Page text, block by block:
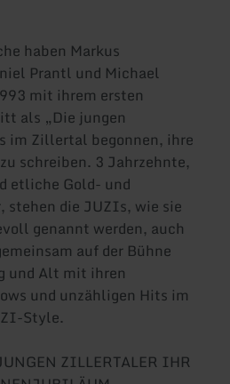
haben Markus
Prantl und Michael
mit ihrem ersten
als „Die jungen
im Zillertal begonnen, ihre
schreiben. 3 Jahrzehnte,
etliche Gold- und
stehen die JUZIs, wie sie
genannt werden, auch
auf der Bühne
und Alt mit ihren
und unzähligen Hits im
Style.
ZILLERTALER IHR